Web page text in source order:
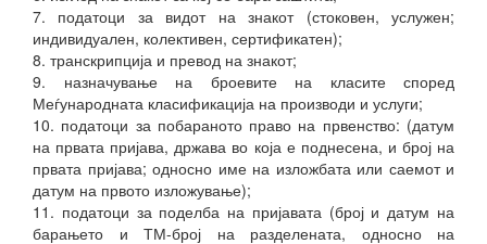
7. податоци за видот на знакот (стоковен, услужен;
индивидуален, колективен, сертификатен);
8. транскрипција и превод на знакот;
9. назначување на броевите на класите според
Меѓународната класификација на производи и услуги;
10. податоци за побараното право на првенство: (датум
на првата пријава, држава во која е поднесена, и број на
првата пријава; односно име на изложбата или саемот и
датум на првото изложување);
11. податоци за поделба на пријавата (број и датум на
барањето и ТМ-број на разделената, односно на